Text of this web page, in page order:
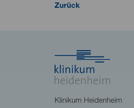
Zurück
Klinikum Heidenheim